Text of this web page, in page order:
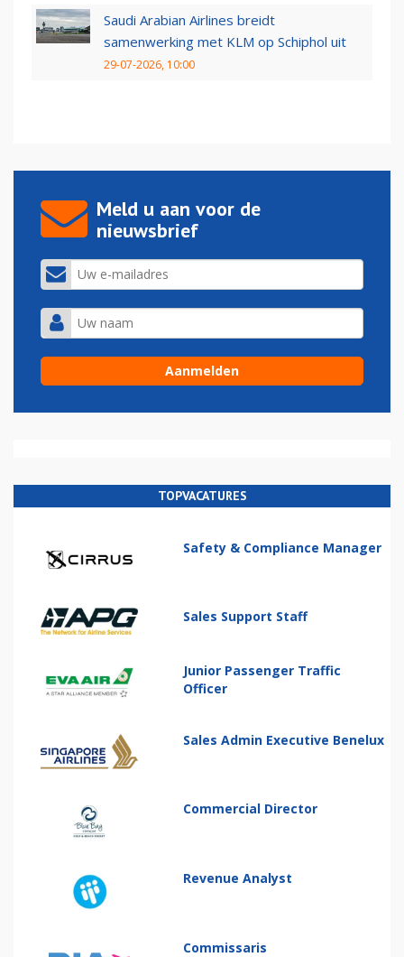
Saudi Arabian Airlines breidt
samenwerking met KLM op Schiphol uit
29-07-2026, 10:00
Meld u aan voor de
nieuwsbrief
TOPVACATURES
Safety & Compliance Manager
Sales Support Staff
Junior Passenger Traffic
Officer
Sales Admin Executive Benelux
Commercial Director
Revenue Analyst
Commissaris